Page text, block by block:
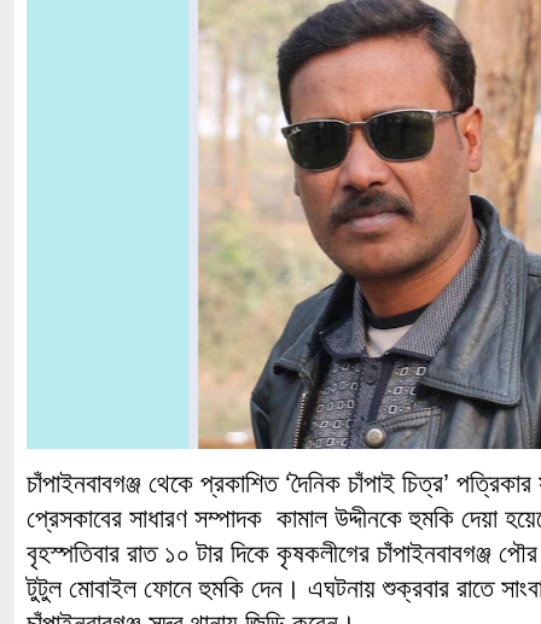
চাঁপাইনবাবগঞ্জ থেকে প্রকাশিত ‘দৈনিক চাঁপাই চিত্র’
প্রেসকাবের সাধারণ সম্পাদক কামাল উদ্দীনকে হুমকি দেয়া
বৃহস্পতিবার রাত ১০ টার দিকে কৃষকলীগের চাঁপাইনবাবগঞ্জ
টুটুল মোবাইল ফোনে হুমকি দেন। এঘটনায় শুক্রবার রাতে